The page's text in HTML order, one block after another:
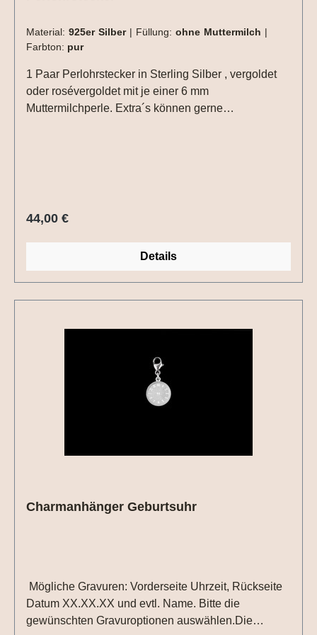
Material: 925er Silber | Füllung: ohne Muttermilch |
Farbton: pur
1 Paar Perlohrstecker in Sterling Silber , vergoldet
oder rosévergoldet mit je einer 6 mm
Muttermilchperle. Extra´s können gerne
Regulärer Preis:
44,00 €
Details
Charmanhänger Geburtsuhr
Mögliche Gravuren: Vorderseite Uhrzeit, Rückseite
Datum XX.XX.XX und evtl. Name. Bitte die
gewünschten Gravuroptionen auswählen.Die